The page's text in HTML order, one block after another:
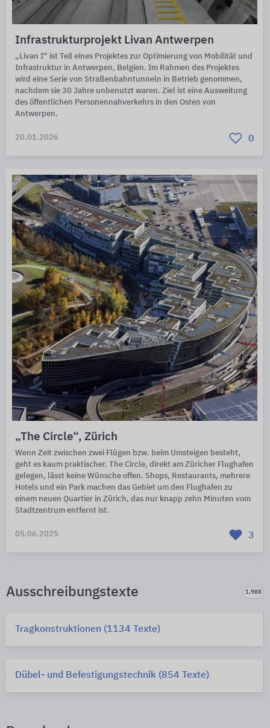
Infrastrukturprojekt Livan Antwerpen
„Livan I“ ist Teil eines Projektes zur Optimierung von Mobilität und
Infrastruktur in Antwerpen, Belgien. Im Rahmen des Projektes
wird eine Serie von Straßenbahntunneln in Betrieb genommen,
nachdem sie 30 Jahre unbenutzt waren. Ziel ist eine Ausweitung
des öffentlichen Personennahverkehrs in den Osten von
Antwerpen.
20.01.2026 0
„The Circle“, Zürich
Wenn Zeit zwischen zwei Flügen bzw. beim Umsteigen besteht,
geht es kaum praktischer. The Circle, direkt am Züricher Flughafen
gelegen, lässt keine Wünsche offen. Shops, Restaurants, mehrere
Hotels und ein Park machen das Gebiet um den Flughafen zu
einem neuen Quartier in Zürich, das nur knapp zehn Minuten vom
Stadtzentrum entfernt ist.
05.06.2025 3
Ausschreibungstexte 1.988
Tragkonstruktionen (1134 Texte)
Dübel- und Befestigungstechnik (854 Texte)